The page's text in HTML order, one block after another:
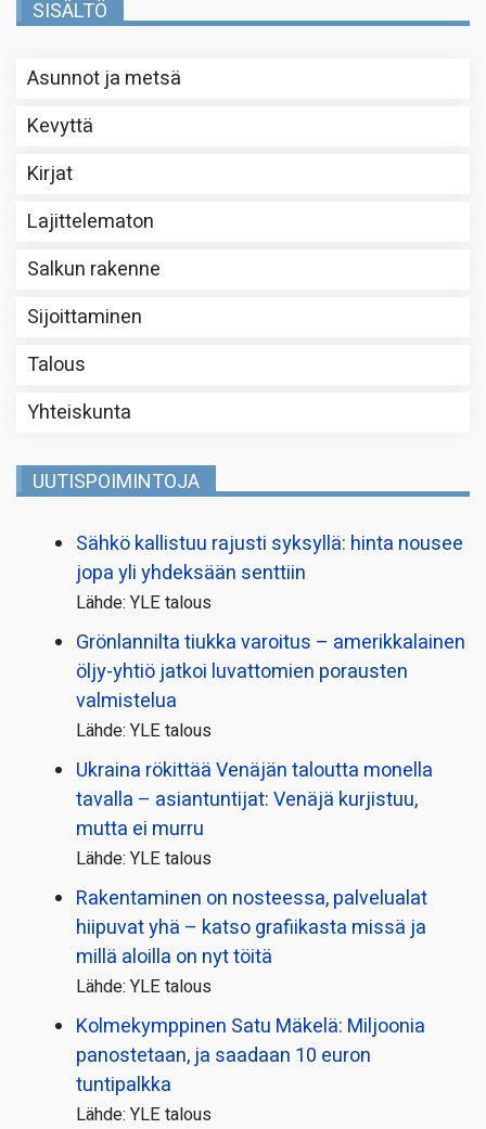
SISÄLTÖ
Asunnot ja metsä
Kevyttä
Kirjat
Lajittelematon
Salkun rakenne
Sijoittaminen
Talous
Yhteiskunta
UUTISPOIMINTOJA
Sähkö kallistuu rajusti syksyllä: hinta nousee
jopa yli yhdeksään senttiin
Lähde: YLE talous
Grönlannilta tiukka varoitus – amerikkalainen
öljy-yhtiö jatkoi luvattomien porausten
valmistelua
Lähde: YLE talous
Ukraina rökittää Venäjän taloutta monella
tavalla – asiantuntijat: Venäjä kurjistuu,
mutta ei murru
Lähde: YLE talous
Rakentaminen on nosteessa, palvelualat
hiipuvat yhä – katso grafiikasta missä ja
millä aloilla on nyt töitä
Lähde: YLE talous
Kolmekymppinen Satu Mäkelä: Miljoonia
panostetaan, ja saadaan 10 euron
tuntipalkka
Lähde: YLE talous